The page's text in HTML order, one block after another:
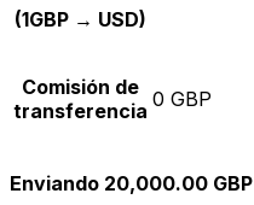
(1GBP → USD)
Comisión de
transferencia 0 GBP
Enviando 20,000.00 GBP